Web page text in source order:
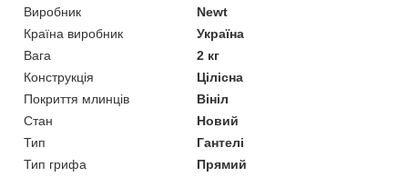
Виробник
Newt
Країна виробник
Україна
Вага
2 кг
Конструкція
Цілісна
Покриття млинців
Вініл
Стан
Новий
Тип
Гантелі
Тип грифа
Прямий